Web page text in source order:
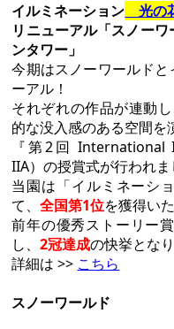
イルミネーション 光の
リニューアル「スノー
ンタワー」
今期はスノーワールド
ーアル！
それぞれの作品が連動
的な没入感のある空間を
『第2回 International
IIA）の授賞式が行われま
当園は「イルミネーシ
て、全国第1位を獲得い
前年の優秀ストーリー
し、2冠達成の快挙となり
詳細は >> こちら
スノーワールド